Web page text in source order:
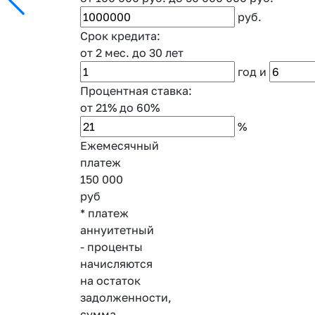
руб.
Срок кредита:
от 2 мес. до 30 лет
год и
Процентная ставка:
от 21% до 60%
%
Ежемесячный
платеж
150 000
руб
* платеж
аннуитетный
- проценты
начисляются
на остаток
задолженности,